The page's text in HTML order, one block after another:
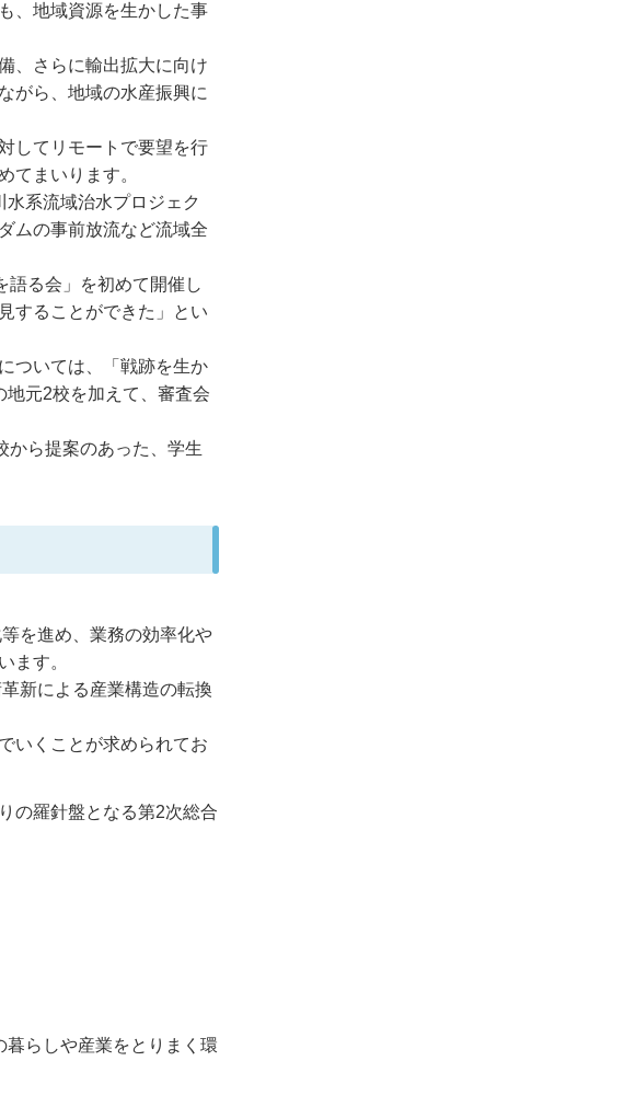
、地域資源を生かした事
、さらに輸出拡大に向け
がら、地域の水産振興に
してリモートで要望を行
てまいります。
系流域治水プロジェク
ムの事前放流など流域全
語る会」を初めて開催し
することができた」とい
ついては、「戦跡を生か
元2校を加えて、審査会
から提案のあった、学生
を進め、業務の効率化や
ます。
新による産業構造の転換
いくことが求められてお
の羅針盤となる第2次総合
らしや産業をとりまく環